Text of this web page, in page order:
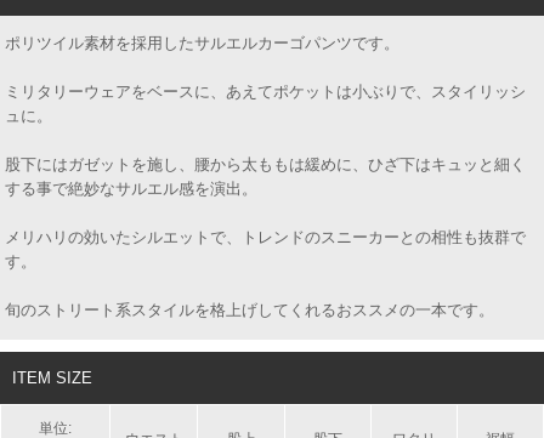
ポリツイル素材を採用したサルエルカーゴパンツです。
ミリタリーウェアをベースに、あえてポケットは小ぶりで、スタイリッシ
ュに。
股下にはガゼットを施し、腰から太ももは緩めに、ひざ下はキュッと細く
する事で絶妙なサルエル感を演出。
メリハリの効いたシルエットで、トレンドのスニーカーとの相性も抜群で
す。
旬のストリート系スタイルを格上げしてくれるおススメの一本です。
ITEM SIZE
単位: